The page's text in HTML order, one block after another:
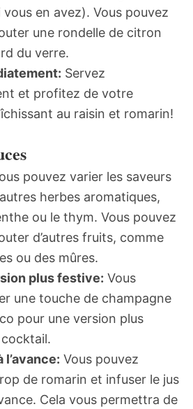
en avez). Vous pouvez
une rondelle de citron
du verre.
Servez
et profitez de votre
au raisin et romarin!
pouvez varier les saveurs
herbes aromatiques,
ou le thym. Vous pouvez
d’autres fruits, comme
ou des mûres.
plus festive: Vous
une touche de champagne
pour une version plus
l’avance: Vous pouvez
de romarin et infuser le jus
Cela vous permettra de